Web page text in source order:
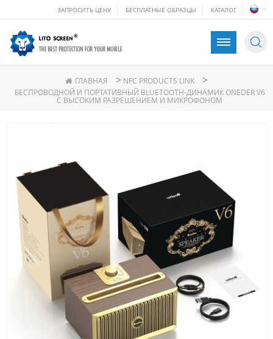
ЗАПРОСИТЬ ЦЕНУ БЕСПЛАТНЫЕ ОБРАЗЦЫ КАТАЛОГ
ГЛАВНАЯ > NFC PRODUCTS LINK >
БЕСПРОВОДНОЙ И ПОРТАТИВНЫЙ BLUETOOTH-ДИНАМИК ONEDER V6
С ВЫСОКИМ РАЗРЕШЕНИЕМ И МИКРОФОНОМ